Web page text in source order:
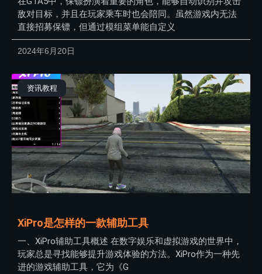
敌对目标，并且在玩家乘车时也会陪同。虽然游戏内无法
直接招募保镖，但通过模组菜单能自定义
2024年6月20日
资讯教程
XiPro是怎样的一款辅助工具
一、XiPro辅助工具概述 在数字娱乐和虚拟游戏的世界中，
玩家总是寻找能够提升游戏体验的方法。XiPro作为一种先
进的游戏辅助工具，它为《G